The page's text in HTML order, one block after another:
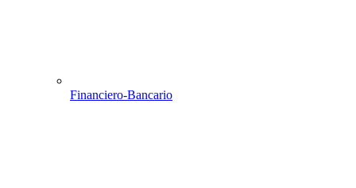
Financiero-Bancario